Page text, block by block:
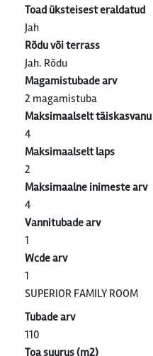
Toad üksteisest eraldatud
Jah
Rõdu või terrass
Jah. Rõdu
Magamistubade arv
2 magamistuba
Maksimaalselt täiskasvanu
4
Maksimaalselt laps
2
Maksimaalne inimeste arv
4
Vannitubade arv
1
Wcde arv
1
SUPERIOR FAMILY ROOM
Tubade arv
110
Toa suurus (m2)